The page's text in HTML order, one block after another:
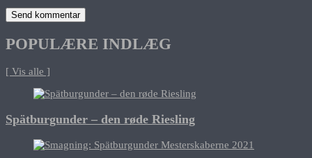
POPULÆRE INDLÆG
[ Vis alle ]
Spätburgunder – den røde Riesling